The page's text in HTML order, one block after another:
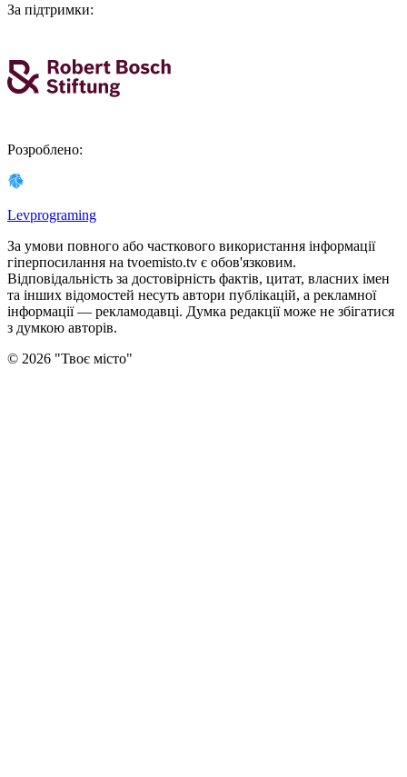
За підтримки:
Розроблено:
Levprograming
За умови повного або часткового використання iнформацiї
гіперпосилання на tvoemisto.tv є обов'язковим.
Відповідальність за достовірність фактів, цитат, власних імен
та інших відомостей несуть автори публікацій, а рекламної
інформації — рекламодавці. Думка редакцiї може не збiгатися
з думкою авторiв.
© 2026 "Твоє місто"